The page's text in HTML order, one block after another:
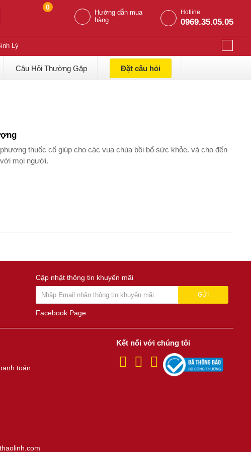
0
Hướng dẫn mua
hàng
Hotline:
0969.35.05.05
Lý
Câu Hỏi Thường Gặp Đặt câu hỏi
thuốc cổ giúp cho các vua chúa bồi bổ sức khỏe. và cho đến
mọi người.
Cập nhật thông tin khuyến mãi
GỬI
Facebook Page
toán
Kết nối với chúng tôi